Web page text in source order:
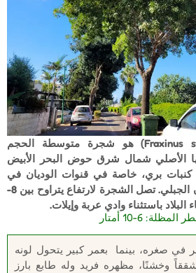
المران السوري (Fraxinus syriaca) هو شجرة متوسطة الحجم
الأصلي شمال شرق حوض البحر الأبيض
كنبات بري، خاصة في قنوات الوديان في
منطقة الجليل وغور الأردن الجبلي. تصل الشجرة لارتفاع يتراوح بين 8-
صغره، بينما بعمر كبير يتحول لونه
وخشنًا، مظهره فريد وله طابع بارز